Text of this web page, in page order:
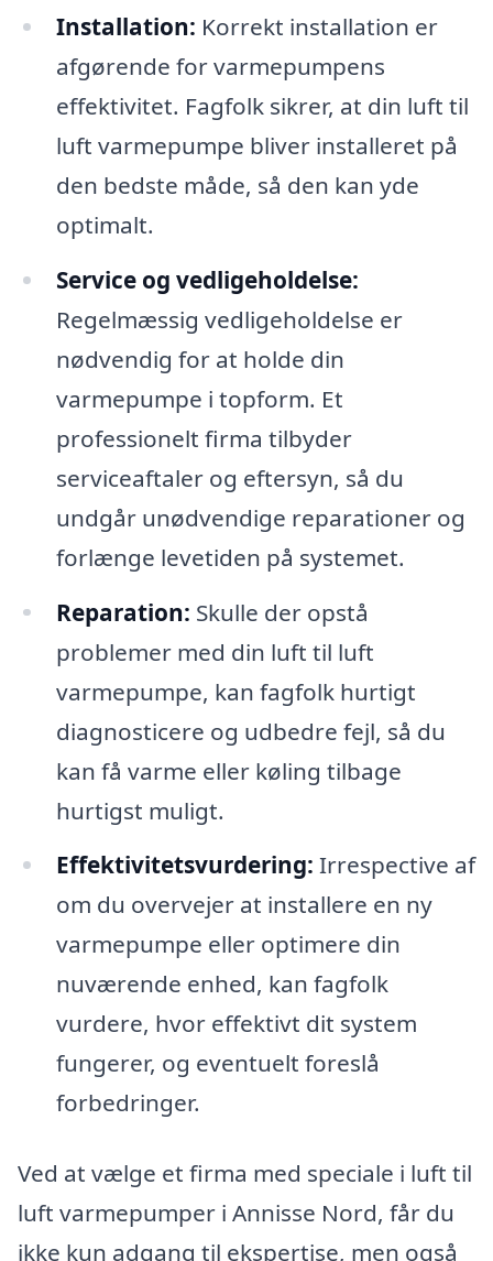
Installation: Korrekt installation er
afgørende for varmepumpens
effektivitet. Fagfolk sikrer, at din luft til
luft varmepumpe bliver installeret på
den bedste måde, så den kan yde
optimalt.
Service og vedligeholdelse:
Regelmæssig vedligeholdelse er
nødvendig for at holde din
varmepumpe i topform. Et
professionelt firma tilbyder
serviceaftaler og eftersyn, så du
undgår unødvendige reparationer og
forlænge levetiden på systemet.
Reparation: Skulle der opstå
problemer med din luft til luft
varmepumpe, kan fagfolk hurtigt
diagnosticere og udbedre fejl, så du
kan få varme eller køling tilbage
hurtigst muligt.
Effektivitetsvurdering: Irrespective af
om du overvejer at installere en ny
varmepumpe eller optimere din
nuværende enhed, kan fagfolk
vurdere, hvor effektivt dit system
fungerer, og eventuelt foreslå
forbedringer.
Ved at vælge et firma med speciale i luft til
luft varmepumper i Annisse Nord, får du
ikke kun adgang til ekspertise, men også